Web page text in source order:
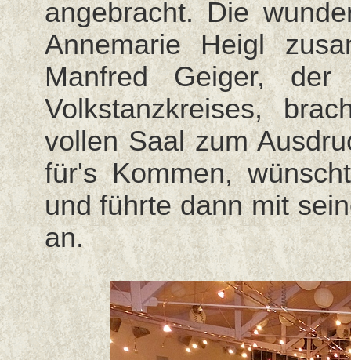
angebracht. Die
Annemarie Heigl
Manfred Geiger, der
Volkstanzkreises,
vollen Saal zum
für's Kommen,
und führte dann mit
an.